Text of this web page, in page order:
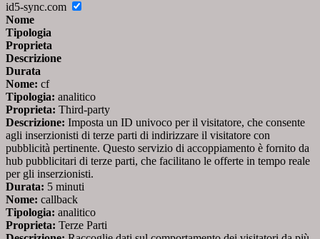
id5-sync.com
Nome
Tipologia
Proprieta
Descrizione
Durata
Nome: cf
Tipologia: analitico
Proprieta: Third-party
Descrizione: Imposta un ID univoco per il visitatore, che consente
agli inserzionisti di terze parti di indirizzare il visitatore con
pubblicità pertinente. Questo servizio di accoppiamento è fornito da
hub pubblicitari di terze parti, che facilitano le offerte in tempo reale
per gli inserzionisti.
Durata: 5 minuti
Nome: callback
Tipologia: analitico
Proprieta: Terze Parti